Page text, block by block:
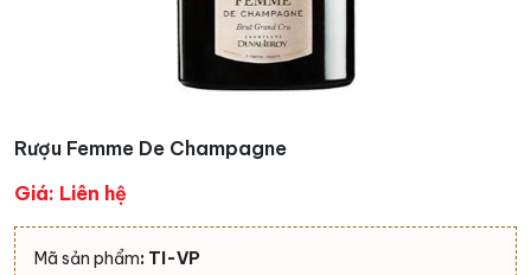
Rượu Femme De Champagne
Giá: Liên hệ
Mã sản phẩm: Tl-VP